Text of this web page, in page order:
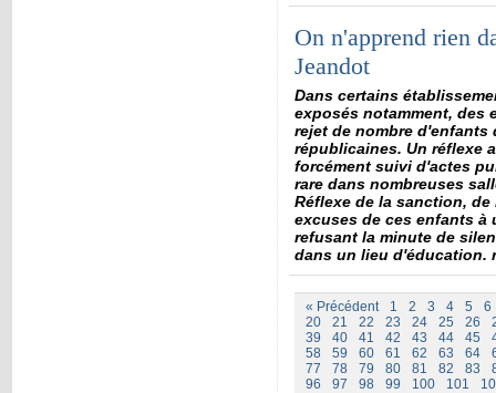
On n'apprend rien
Jeandot
Dans certains
exposés notamment, des
rejet de nombre d'enfants
républicaines. Un réflexe
forcément suivi d'actes
rare dans nombreuses
Réflexe de la sanction, de
excuses de ces enfants à
refusant la minute de
dans un lieu d'éducation.
« Précédent 1 2 3 4 5
6
20
21 22 23 24 25 26
39
40 41 42 43 44 45
58
59 60 61 62 63 64
77
78 79 80 81 82 83
96
97 98 99 100 101